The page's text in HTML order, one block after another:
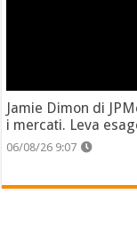
Jamie Dimon di
i mercati. Leva
06/08/26 9:07